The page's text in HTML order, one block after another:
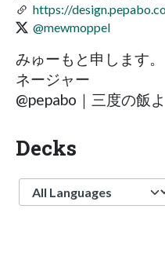
https://
@mewmoppel
みゅーもと申します
ネージャー
@pepabo｜三度の飯
Decks
Language